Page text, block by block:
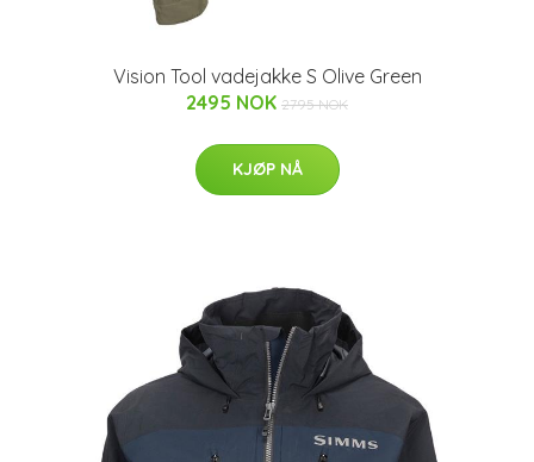
Vision Tool vadejakke S Olive Green
2495 NOK 2795 NOK
KJØP NÅ